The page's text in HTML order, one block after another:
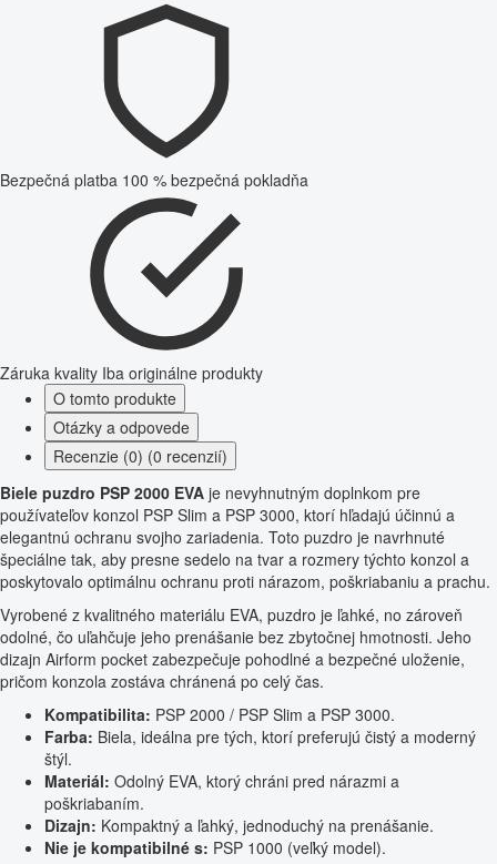
Bezpečná platba 100 % bezpečná pokladňa
Záruka kvality Iba originálne produkty
O tomto produkte
Otázky a odpovede
Recenzie (0) (0 recenzií)
Biele puzdro PSP 2000 EVA je nevyhnutným doplnkom pre
používateľov konzol PSP Slim a PSP 3000, ktorí hľadajú účinnú a
elegantnú ochranu svojho zariadenia. Toto puzdro je navrhnuté
špeciálne tak, aby presne sedelo na tvar a rozmery týchto konzol a
poskytovalo optimálnu ochranu proti nárazom, poškriabaniu a prachu.
Vyrobené z kvalitného materiálu EVA, puzdro je ľahké, no zároveň
odolné, čo uľahčuje jeho prenášanie bez zbytočnej hmotnosti. Jeho
dizajn Airform pocket zabezpečuje pohodlné a bezpečné uloženie,
pričom konzola zostáva chránená po celý čas.
Kompatibilita: PSP 2000 / PSP Slim a PSP 3000.
Farba: Biela, ideálna pre tých, ktorí preferujú čistý a moderný
štýl.
Materiál: Odolný EVA, ktorý chráni pred nárazmi a
poškriabaním.
Dizajn: Kompaktný a ľahký, jednoduchý na prenášanie.
Nie je kompatibilné s: PSP 1000 (veľký model).